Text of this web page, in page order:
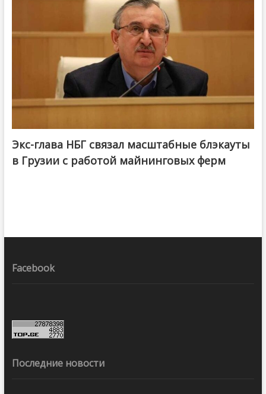
Экс-глава НБГ связал масштабные блэкауты
в Грузии с работой майнинговых ферм
Facebook
Последние новости